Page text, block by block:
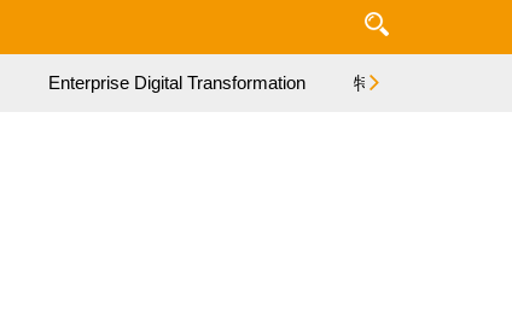
Enterprise Digital Transformation 特集